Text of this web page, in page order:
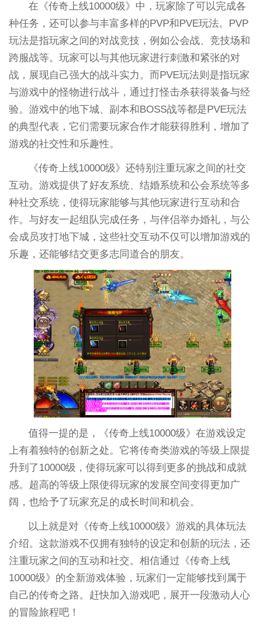
在《传奇上线10000级》中，玩家除了可以完成各
种任务，还可以参与丰富多样的PVP和PVE玩法。PVP
玩法是指玩家之间的对战竞技，例如公会战、竞技场和
跨服战等。玩家可以与其他玩家进行刺激和紧张的对
战，展现自己强大的战斗实力。而PVE玩法则是指玩家
与游戏中的怪物进行战斗，通过打怪击杀获得装备与经
验。游戏中的地下城、副本和BOSS战等都是PVE玩法
的典型代表，它们需要玩家合作才能获得胜利，增加了
游戏的社交性和乐趣性。
《传奇上线10000级》还特别注重玩家之间的社交
互动。游戏提供了好友系统、结婚系统和公会系统等多
种社交系统，使得玩家能够与其他玩家进行互动和合
作。与好友一起组队完成任务，与伴侣举办婚礼，与公
会成员攻打地下城，这些社交互动不仅可以增加游戏的
乐趣，还能够结交更多志同道合的朋友。
值得一提的是，《传奇上线10000级》在游戏设定
上有着独特的创新之处。它将传奇类游戏的等级上限提
升到了10000级，使得玩家可以得到更多的挑战和成就
感。超高的等级上限使得玩家的发展空间变得更加广
阔，也给予了玩家充足的成长时间和机会。
以上就是对《传奇上线10000级》游戏的具体玩法
介绍。这款游戏不仅拥有独特的设定和创新的玩法，还
注重玩家之间的互动和社交。相信通过《传奇上线
10000级》的全新游戏体验，玩家们一定能够找到属于
自己的传奇之路。赶快加入游戏吧，展开一段激动人心
的冒险旅程吧！